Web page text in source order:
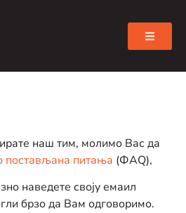
наш тим, молимо Вас да
постављана питања (ФАQ),
наведете своју емаил
брзо да Вам одговоримо.